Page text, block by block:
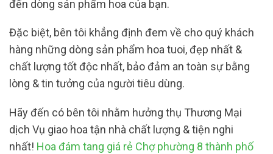
đến dòng sản phẩm hoa của bạn.
Đặc biệt, bên tôi khẳng định đem về cho quý khách
hàng những dòng sản phẩm hoa tuoi, đẹp nhất &
chất lượng tốt độc nhất, bảo đảm an toàn sự bằng
lòng & tin tưởng của người tiêu dùng.
Hãy đến có bên tôi nhằm hưởng thụ Thương Mại
dịch Vụ giao hoa tận nhà chất lượng & tiện nghi
nhất! Hoa đám tang giá rẻ Chợ phường 8 thành phố